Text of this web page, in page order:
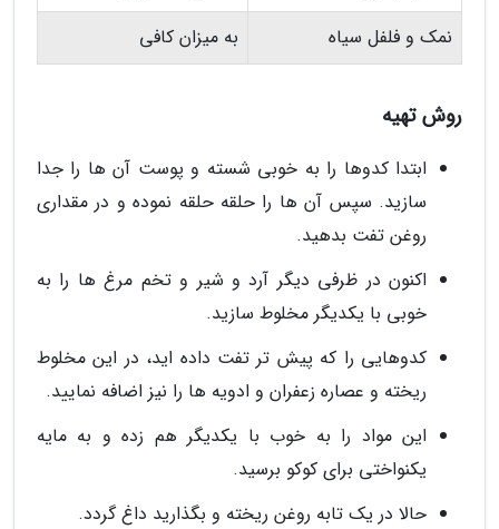
نمک و فلفل سیاه
به میزان کافی
روش تهیه
ابتدا کدوها را به خوبی شسته و پوست آن ها را جدا
سازید. سپس آن ها را حلقه حلقه نموده و در مقداری
روغن تفت بدهید.
اکنون در ظرفی دیگر آرد و شیر و تخم مرغ ها را به
خوبی با یکدیگر مخلوط سازید.
کدوهایی را که پیش تر تفت داده اید، در این مخلوط
ریخته و عصاره زعفران و ادویه ها را نیز اضافه نمایید.
این مواد را به خوب با یکدیگر هم زده و به مایه
یکنواختی برای کوکو برسید.
حالا در یک تابه روغن ریخته و بگذارید داغ گردد.